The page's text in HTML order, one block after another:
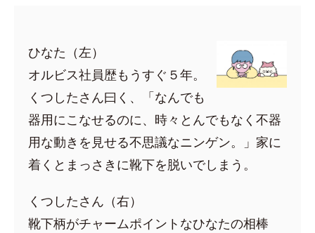
ひなた（左）
オルビス社員歴もうすぐ５年。
くつしたさん曰く、「なんでも
器用にこなせるのに、時々とんでもなく不器
用な動きを見せる不思議なニンゲン。」家に
着くとまっさきに靴下を脱いでしまう。
くつしたさん（右）
靴下柄がチャームポイントなひなたの相棒